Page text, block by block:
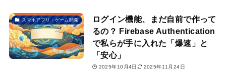
スマホアプリ・ゲーム開発
ログイン機能、まだ自前で作って
るの？ Firebase Authentication
で私らが手に入れた「爆速」と
「安心」
2025年10月4日 2025年11月24日